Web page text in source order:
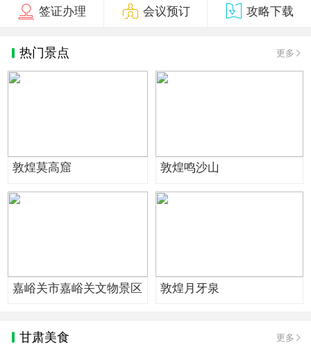
签证办理 会议预订 攻略下载
热门景点 更多
敦煌莫高窟 敦煌鸣沙山
嘉峪关市嘉峪关文物景区 敦煌月牙泉
甘肃美食 更多